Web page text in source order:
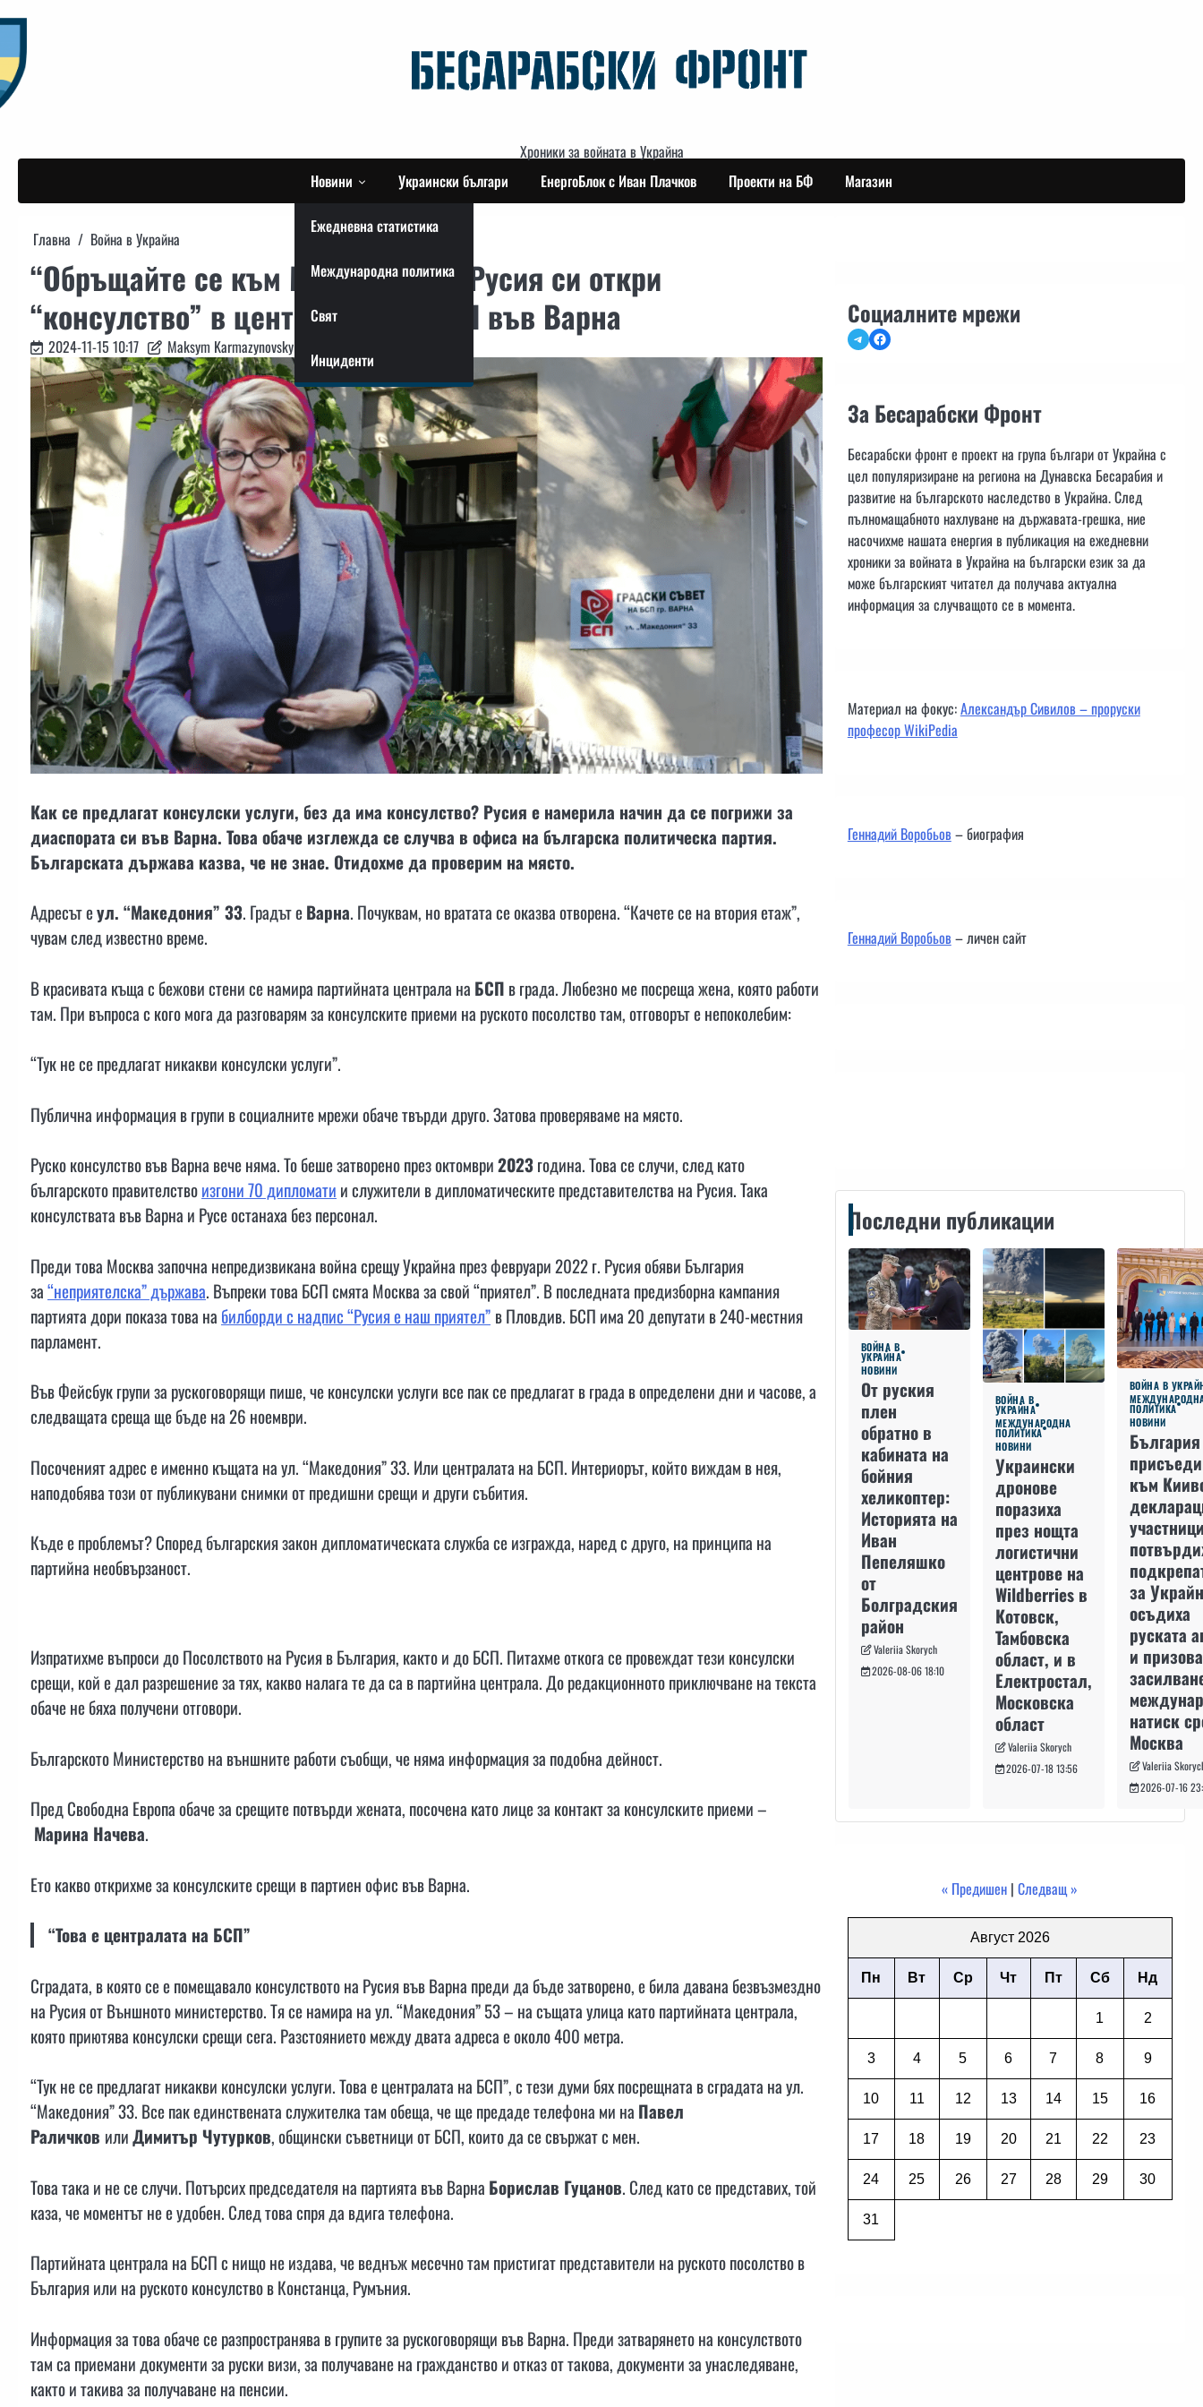
to
content
Хроники за войната в Украйна
Новини
Ежедневна статистика
Международна политика
Свят
Инциденти
Украински българи ЕнергоБлок с Иван Плачков Проекти на БФ Магазин
Главна Война в Украйна
“Обръщайте се към Марина”. Как Русия си откри
“консулство” в централата на БСП във Варна
2024-11-15 10:17 Maksym Karmazynovskyi
Как се предлагат консулски услуги, без да има консулство? Русия е намерила начин да се погрижи за
диаспората си във Варна. Това обаче изглежда се случва в офиса на българска политическа партия.
Българската държава казва, че не знае. Отидохме да проверим на място.
Адресът еул. “Македония” 33. Градът еВарна. Почуквам, но вратата се оказва отворена. “Качете се на втория етаж”,
чувам след известно време.
В красивата къща с бежови стени се намира партийната централа на БСП в града. Любезно ме посреща жена, която работи
там. При въпроса с кого мога да разговарям за консулските приеми на руското посолство там, отговорът е непоколебим:
“Тук не се предлагат никакви консулски услуги”.
Публична информация в групи в социалните мрежи обаче твърди друго. Затова проверяваме на място.
Руско консулство във Варна вече няма. То беше затворено през октомври2023година. Това се случи, след като
българското правителствоизгони 70 дипломати и служители в дипломатическите представителства на Русия. Така
консулствата във Варна и Русе останаха без персонал.
Преди това Москва започна непредизвикана война срещу Украйна през февруари 2022 г. Русия обяви България
за“неприятелска” държава. Въпреки това БСП смята Москва за свой “приятел”. В последната предизборна кампания
партията дори показа това на билборди с надпис “Русия е наш приятел” в Пловдив. БСП има 20 депутати в 240-местния
парламент.
Във Фейсбук групи за рускоговорящи пише, че консулски услуги все пак се предлагат в града в определени дни и часове, а
следващата среща ще бъде на 26 ноември.
Посоченият адрес е именно къщата на ул. “Македония” 33. Или централата на БСП. Интериорът, който виждам в нея,
наподобява този от публикувани снимки от предишни срещи и други събития.
Къде е проблемът? Според българския закон дипломатическата служба се изгражда, наред с друго, на принципа на
партийна необвързаност.
Изпратихме въпроси до Посолството на Русия в България, както и до БСП. Питахме откога се провеждат тези консулски
срещи, кой е дал разрешение за тях, какво налага те да са в партийна централа. До редакционното приключване на текста
обаче не бяха получени отговори.
Българското Министерство на външните работи съобщи, че няма информация за подобна дейност.
Пред Свободна Европа обаче за срещите потвърди жената, посочена като лице за контакт за консулските приеми –
Марина Начева.
Ето какво открихме за консулските срещи в партиен офис във Варна.
“Това е централата на БСП”
Сградата, в която се е помещавало консулството на Русия във Варна преди да бъде затворено, е била давана безвъзмездно
на Русия от Външното министерство. Тя се намира на ул. “Македония” 53 – на същата улица като партийната централа,
която приютява консулски срещи сега. Разстоянието между двата адреса е около 400 метра.
“Тук не се предлагат никакви консулски услуги. Това е централата на БСП”, с тези думи бях посрещната в сградата на ул.
“Македония” 33. Все пак единствената служителка там обеща, че ще предаде телефона ми на Павел
Раличков илиДимитър Чутурков, общински съветници от БСП, които да се свържат с мен.
Това така и не се случи. Потърсих председателя на партията във Варна Борислав Гуцанов. След като се представих, той
каза, че моментът не е удобен. След това спря да вдига телефона.
Партийната централа на БСП с нищо не издава, че веднъж месечно там пристигат представители на руското посолство в
България или на руското консулство в Констанца, Румъния.
Информация за това обаче се разпространява в групите за рускоговорящи във Варна. Преди затварянето на консулството
там са приемани документи за руски визи, за получаване на гражданство и отказ от такова, документи за унаследяване,
както и такива за получаване на пенсии.
Социалните мрежи
TelegramFacebook
За Бесарабски Фронт
Бесарабски фронт е проект на група българи от Украйна с
цел популяризиране на региона на Дунавска Бесарабия и
развитие на българското наследство в Украйна. След
пълномащабното нахлуване на държавата-грешка, ние
насочихме нашата енергия в публикация на ежедневни
хроники за войната в Украйна на български език за да
може българският читател да получава актуална
информация за случващото се в момента.
Материал на фокус:Александър Сивилов – проруски
професор WikiPedia
Геннадий Воробьов– биография
Геннадий Воробьов– личен сайт
Последни публикации
ВОЙНА В
УКРАЙНА
НОВИНИ
От руския
плен
обратно в
кабината на
бойния
хеликоптер:
Историята на
Иван
Пепеляшко
от
Болградския
район
Valeriia Skorych
2026-08-06 18:10
ВОЙНА В
УКРАЙНА
МЕЖДУНАРОДНА
ПОЛИТИКА
НОВИНИ
Украински
дронове
поразиха
през нощта
логистични
центрове на
Wildberries в
Котовск,
Тамбовска
област, и в
Електростал,
Московска
област
Valeriia Skorych
2026-07-18 13:56
ВОЙНА В
ПОЛИТИКА
НОВИНИ
към
за
осъдиха
руската
и
натиск
Москва
Valeriia
2026-07-16
« Предишен |Следващ »
Август 2026
Пн Вт Ср Чт Пт Сб Нд
1 2
3 4 5 6 7 8 9
10 11 12 13 14 15 16
17 18 19 20 21 22 23
24 25 26 27 28 29 30
31